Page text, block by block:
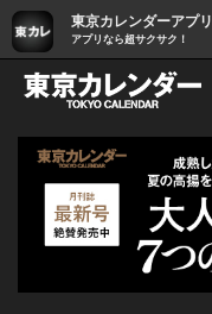
東京カレンダーアプリ
アプリなら超サクサク！